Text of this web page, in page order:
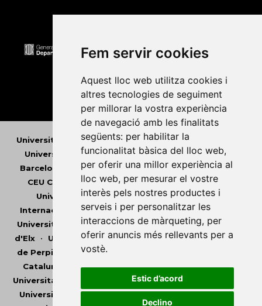
Fem servir cookies
Aquest lloc web utilitza cookies i
altres tecnologies de seguiment
per millorar la vostra experiència
de navegació amb les finalitats
següents: per habilitar la
funcionalitat bàsica del lloc web,
per oferir una millor experiència al
lloc web, per mesurar el vostre
interès pels nostres productes i
serveis i per personalitzar les
interaccions de màrqueting, per
oferir anuncis més rellevants per a
vostè.
Estic d’acord
Declino
Universitat Abat Oliba CEU•Universitat d'Alacant
Universitat d'Andorra•Universitat Autònoma de
Barcelona
Universitat de Barcelona• Universitat
CEU Cardenal Herrera•Universitat de Girona
Universitat de les Illes Balears•Universitat
Internacional de Catalunya •Universitat Jaume I
Universitat de Lleida•Universitat Miguel Hernández
d'Elx• Universitat Oberta de Catalunya•Universitat
de Perpinyà Via Domitia
Catalunya
Universitat Politècnica de València•
Universitat Pompeu Fabra
•Universitat Ramon Llull
Universitat Rovira i Virgili•Universitat de Sàsser•